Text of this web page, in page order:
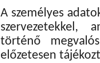
A személyes
szervezetekkel,
történő
előzetesen